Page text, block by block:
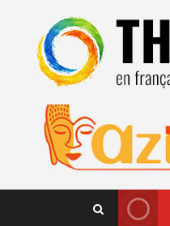
contenu